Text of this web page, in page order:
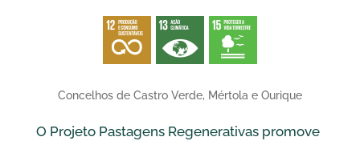
Concelhos de Castro Verde, Mértola e Ourique
O Projeto Pastagens Regenerativas promove